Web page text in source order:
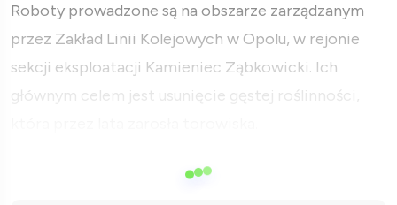
Roboty prowadzone są na obszarze zarządzanym
przez Zakład Linii Kolejowych w Opolu, w rejonie
sekcji eksploatacji Kamieniec Ząbkowicki. Ich
głównym celem jest usunięcie gęstej roślinności,